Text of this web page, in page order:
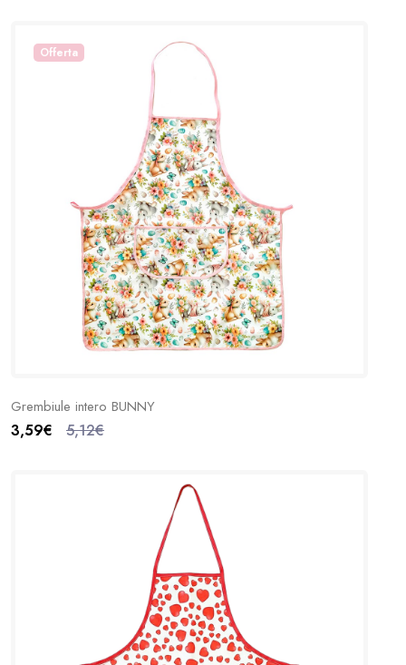
Offerta
Grembiule intero BUNNY
3,59€ 5,12€